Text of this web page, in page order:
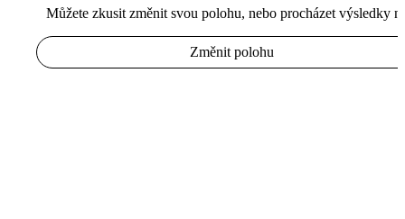
Můžete zkusit změnit svou polohu, nebo procházet výsledky
Změnit polohu